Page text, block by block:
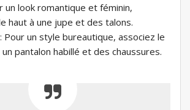
un look romantique et féminin,
haut à une jupe et des talons.
: Pour un style bureautique, associez le
pantalon habillé et des chaussures.